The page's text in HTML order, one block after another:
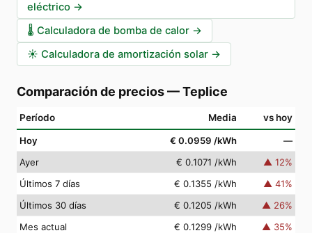
eléctrico →
🌡️ Calculadora de bomba de calor →
☀️ Calculadora de amortización solar →
Comparación de precios—Teplice
Período Media vs hoy
Hoy € 0.0959 /kWh
—
Ayer
€ 0.1071 /kWh ▲ 12%
Últimos 7 días
€ 0.1355 /kWh ▲ 41%
Últimos 30 días
€ 0.1205 /kWh ▲ 26%
Mes actual
€ 0.1299 /kWh ▲ 35%